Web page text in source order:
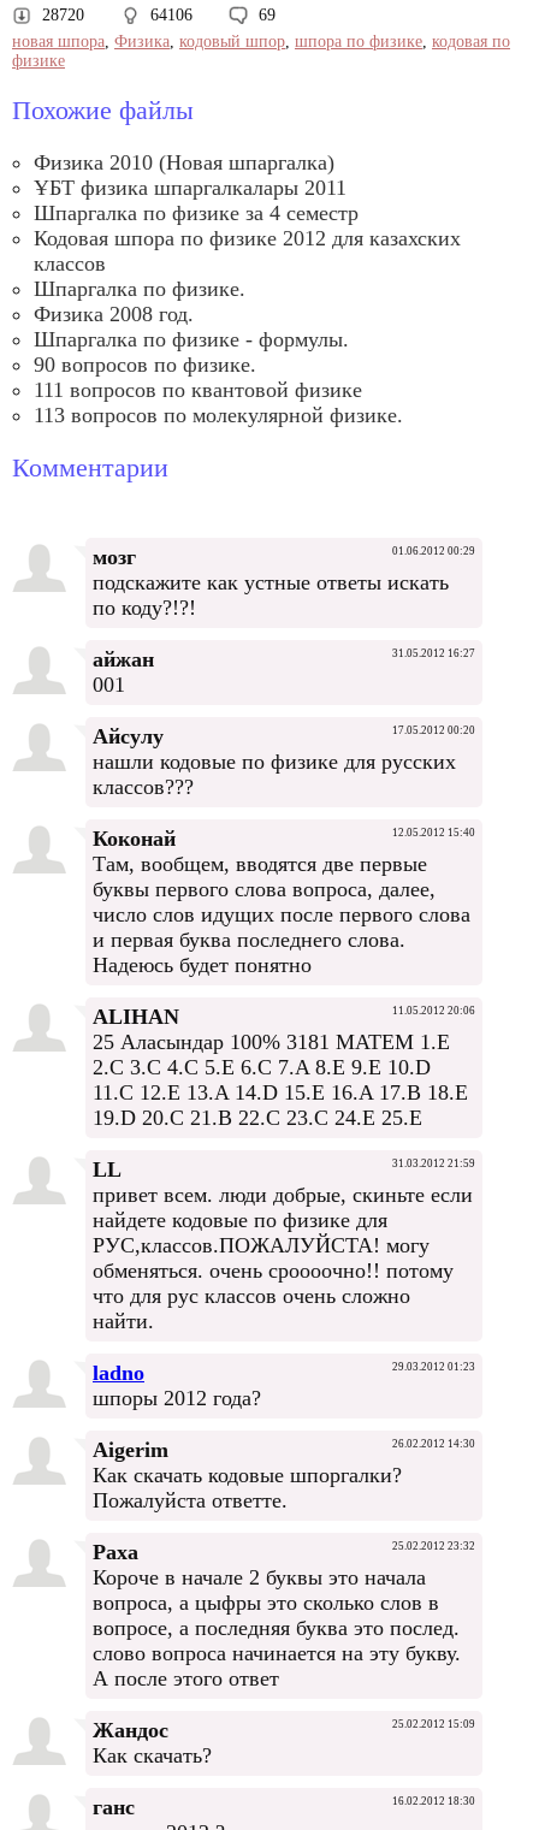
28720
64106
69
новая шпора, Физика, кодовый шпор, шпора по физике, кодовая по
физике
Похожие файлы
Физика 2010 (Новая шпаргалка)
ҰБТ физика шпаргалкалары 2011
Шпаргалка по физике за 4 семестр
Кодовая шпора по физике 2012 для казахских
классов
Шпаргалка по физике.
Физика 2008 год.
Шпаргалка по физике - формулы.
90 вопросов по физике.
111 вопросов по квантовой физике
113 вопросов по молекулярной физике.
Комментарии
мозг 01.06.2012 00:29
подскажите как устные ответы искать
по коду?!?!
айжан 31.05.2012 16:27
001
Айсулу 17.05.2012 00:20
нашли кодовые по физике для русских
классов???
Коконай 12.05.2012 15:40
Там, вообщем, вводятся две первые
буквы первого слова вопроса, далее,
число слов идущих после первого слова
и первая буква последнего слова.
Надеюсь будет понятно
ALIHAN 11.05.2012 20:06
25 Аласындар 100% 3181 MATEM 1.E
2.C 3.C 4.C 5.E 6.C 7.A 8.E 9.E 10.D
11.C 12.E 13.A 14.D 15.E 16.A 17.B 18.E
19.D 20.C 21.B 22.C 23.C 24.E 25.E
LL 31.03.2012 21:59
привет всем. люди добрые, скиньте если
найдете кодовые по физике для
РУС,классов.ПОЖАЛУЙСТА! могу
обменяться. очень сроооочно!! потому
что для рус классов очень сложно
найти.
ladno 29.03.2012 01:23
шпоры 2012 года?
Aigerim 26.02.2012 14:30
Как скачать кодовые шпоргалки?
Пожалуйста ответте.
Раха 25.02.2012 23:32
Короче в начале 2 буквы это начала
вопроса, а цыфры это сколько слов в
вопросе, а последняя буква это послед.
слово вопроса начинается на эту букву.
А после этого ответ
Жандос 25.02.2012 15:09
Как скачать?
ганс 16.02.2012 18:30